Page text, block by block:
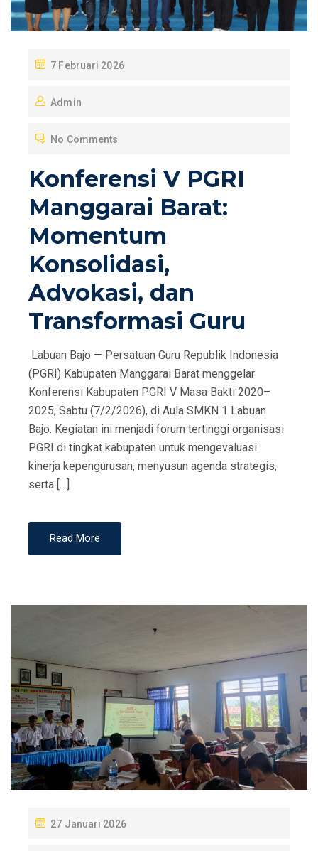
P
S
E
O
N
7 Februari 2026
Admin
No Comments
Konferensi V PGRI
Manggarai Barat:
Momentum
Konsolidasi,
Advokasi, dan
Transformasi Guru
Labuan Bajo — Persatuan Guru Republik Indonesia
(PGRI) Kabupaten Manggarai Barat menggelar
Konferensi Kabupaten PGRI V Masa Bakti 2020–
2025, Sabtu (7/2/2026), di Aula SMKN 1 Labuan
Bajo. Kegiatan ini menjadi forum tertinggi organisasi
PGRI di tingkat kabupaten untuk mengevaluasi
kinerja kepengurusan, menyusun agenda strategis,
serta […]
Read More
P
27 Januari 2026